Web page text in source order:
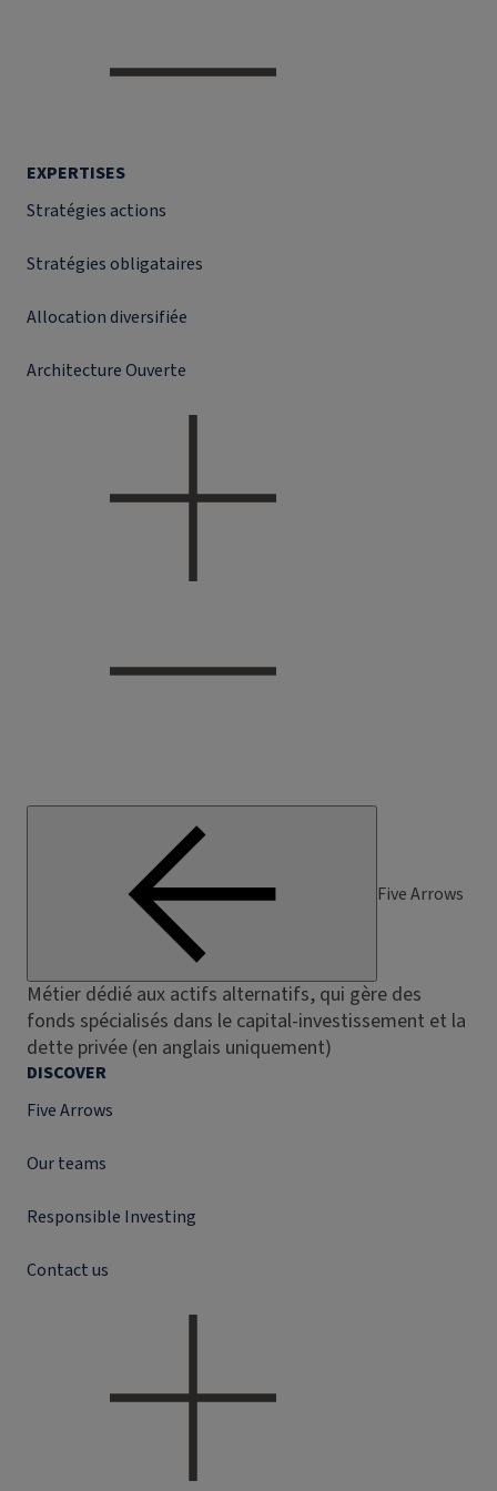
EXPERTISES
Stratégies actions
Stratégies obligataires
Allocation diversifiée
Architecture Ouverte
Five Arrows
Métier dédié aux actifs alternatifs, qui gère des
fonds spécialisés dans le capital-investissement et la
dette privée (en anglais uniquement)
DISCOVER
Five Arrows
Our teams
Responsible Investing
Contact us